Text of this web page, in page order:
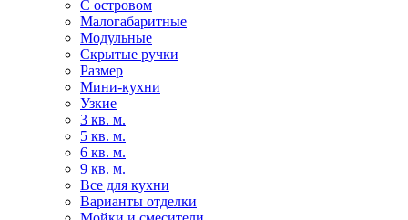
С островом
Малогабаритные
Модульные
Скрытые ручки
Размер
Мини-кухни
Узкие
3 кв. м.
5 кв. м.
6 кв. м.
9 кв. м.
Все для кухни
Варианты отделки